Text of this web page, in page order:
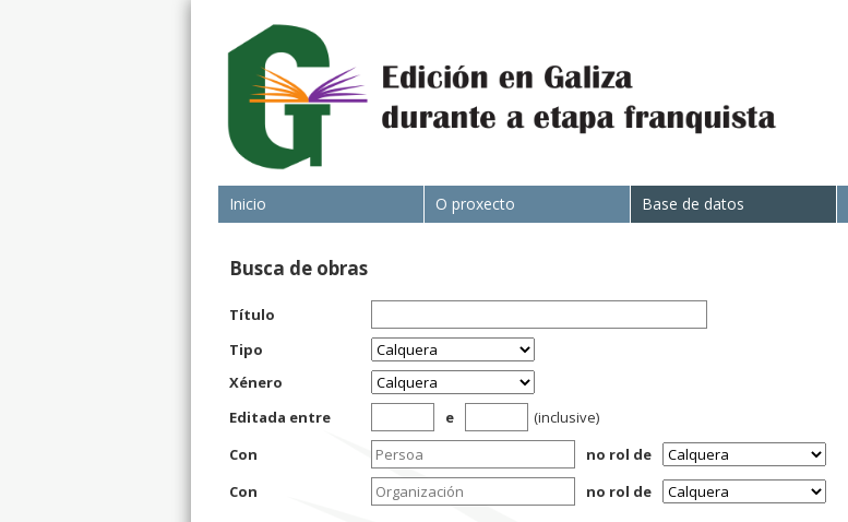
Inicio O proxecto Base de datos
Busca de obras
Título
Tipo
Xénero
Editada entre
e
(inclusive)
Con
no rol de
Con
no rol de